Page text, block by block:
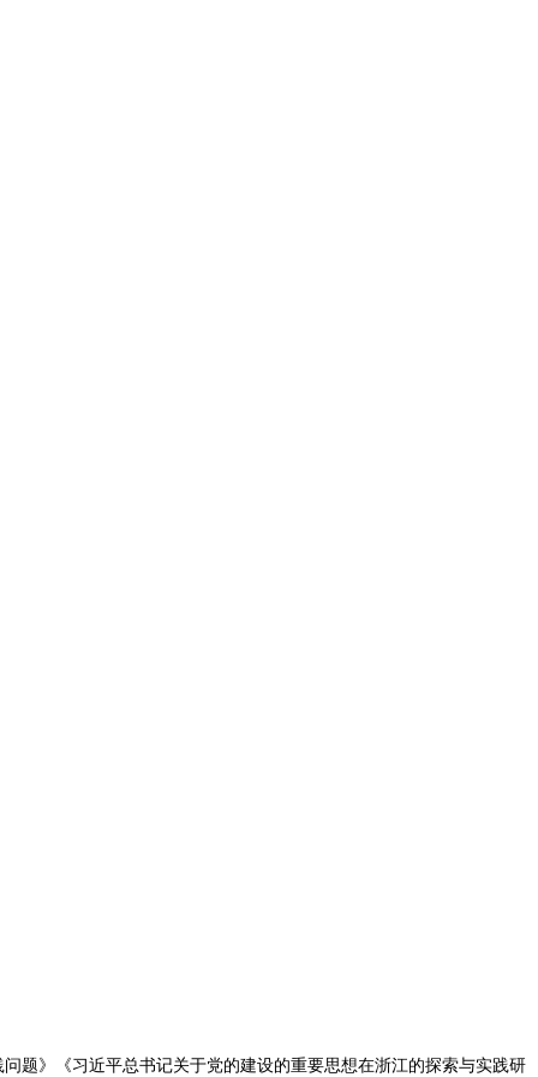
题》《习近平总书记关于党的建设的重要思想在浙江的探索与实践研